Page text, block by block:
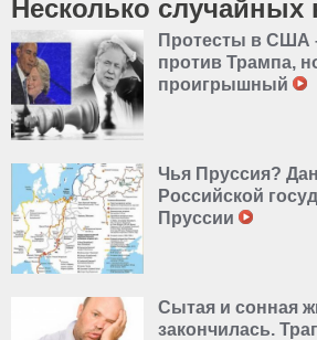
Несколько случайных
Протесты в США
против Трампа,
проигрышный
Чья Пруссия?
Российской
Пруссии
Сытая и сонная
закончилась.